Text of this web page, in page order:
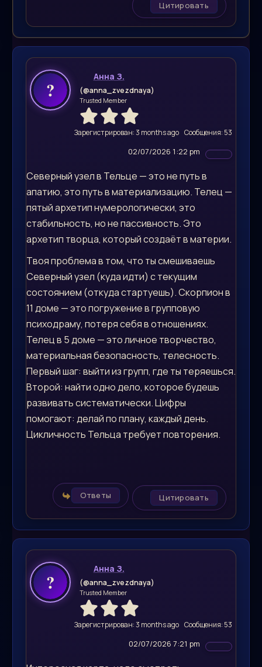
Цитировать
Анна З.
(@anna_zvezdnaya)
Trusted Member
Зарегистрирован: 3 months ago Сообщения: 53
02/07/2026 1:22 pm
Северный узел в Тельце — это не путь в
апатию, это путь в материализацию. Телец —
пятый архетип нумерологически, это
стабильность, но не пассивность. Это
архетип творца, который создаёт в материи.
Твоя проблема в том, что ты смешиваешь
Северный узел (куда идти) с текущим
состоянием (откуда стартуешь). Скорпион в
11 доме — это погружение в групповую
психодраму, потеря себя в отношениях.
Телец в 5 доме — это личное творчество,
материальная безопасность, телесность.
Первый шаг: выйти из групп, где ты теряешься.
Второй: найти одно дело, которое будешь
развивать систематически. Цифры
помогают: делай по плану, каждый день.
Цикличность Тельца требует повторения.
Ответы Цитировать
Анна З.
(@anna_zvezdnaya)
Trusted Member
Зарегистрирован: 3 months ago Сообщения: 53
02/07/2026 7:21 pm